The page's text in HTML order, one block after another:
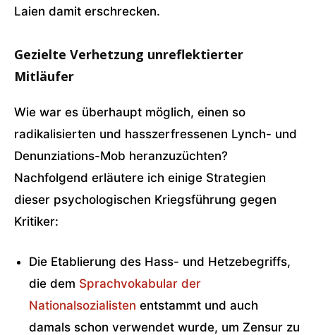
Laien damit erschrecken.
Gezielte Verhetzung unreflektierter
Mitläufer
Wie war es überhaupt möglich, einen so
radikalisierten und hasszerfressenen Lynch- und
Denunziations-Mob heranzuzüchten?
Nachfolgend erläutere ich einige Strategien
dieser psychologischen Kriegsführung gegen
Kritiker:
Die Etablierung des Hass- und Hetzebegriffs,
die dem Sprachvokabular der
Nationalsozialisten entstammt und auch
damals schon verwendet wurde, um Zensur zu